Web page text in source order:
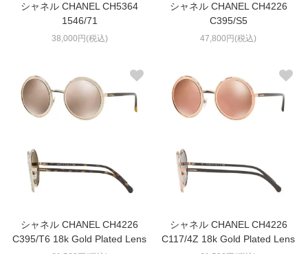
シャネル CHANEL CH5364
1546/71
38,000円(税込)
シャネル CHANEL CH4226
C395/S5
47,800円(税込)
シャネル CHANEL CH4226
C395/T6 18k Gold Plated Lens
シャネル CHANEL CH4226
C117/4Z 18k Gold Plated Lens